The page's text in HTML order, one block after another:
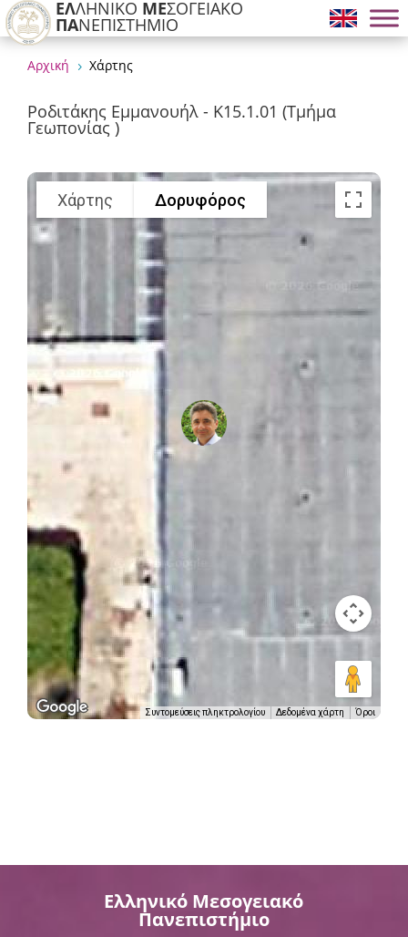
ΕΛΛΗΝΙΚΟ ΜΕΣΟΓΕΙΑΚΟ
ΠΑΝΕΠΙΣΤΗΜΙΟ
Αρχική 5 Χάρτης
Ροδιτάκης Εμμανουήλ - Κ15.1.01 (Τμήμα
Γεωπονίας )
Χάρτης Δορυφόρος
Συντομεύσεις πληκτρολογίου Δεδομένα χάρτη Όροι
Ελληνικό Μεσογειακό
Πανεπιστήμιο